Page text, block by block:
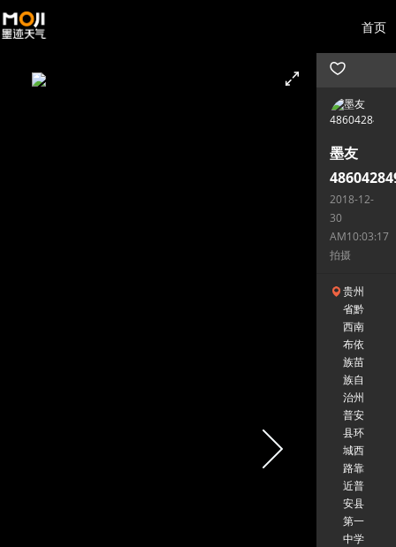
首页
墨友
2018-12-
30
AM10:03:17
拍摄
贵州
省黔
西南
布依
族苗
族自
治州
普安
县环
城西
路靠
近普
安县
第一
中学